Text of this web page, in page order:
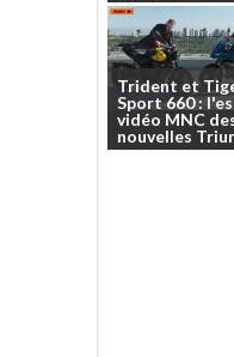
Trident et
Sport660:
vidéo MNC
nouvelles